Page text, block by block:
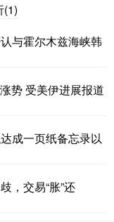
(1)
与霍尔木兹海峡韩
势 受美伊进展报道
成一页纸备忘录以
，交易“胀”还